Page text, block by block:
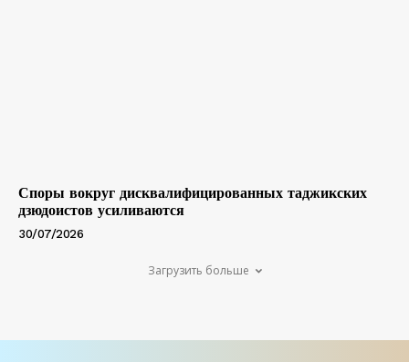
Споры вокруг дисквалифицированных таджикских
дзюдоистов усиливаются
30/07/2026
Загрузить больше